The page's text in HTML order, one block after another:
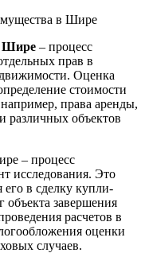
в Шире
Шире – процесс
прав в
Оценка
стоимости
права аренды,
различных объектов
– процесс
исследования. Это
его в сделку купли-
объекта завершения
расчетов в
оценки
случаев.